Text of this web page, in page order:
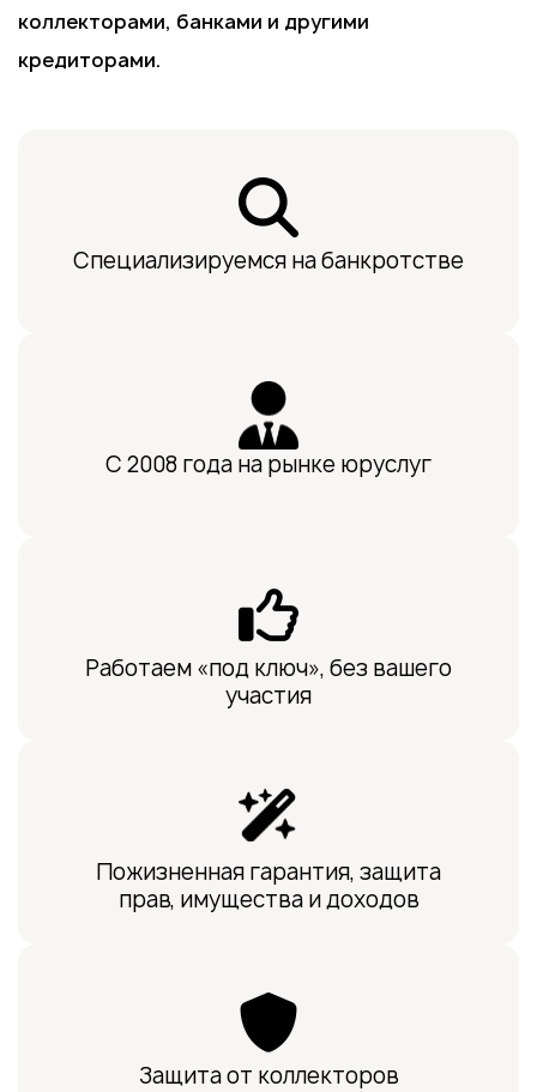
коллекторами, банками и другими
кредиторами.
Специализируемся на банкротстве
С 2008 года на рынке юруслуг
Работаем «под ключ», без вашего
участия
Пожизненная гарантия, защита
прав, имущества и доходов
Защита от коллекторов